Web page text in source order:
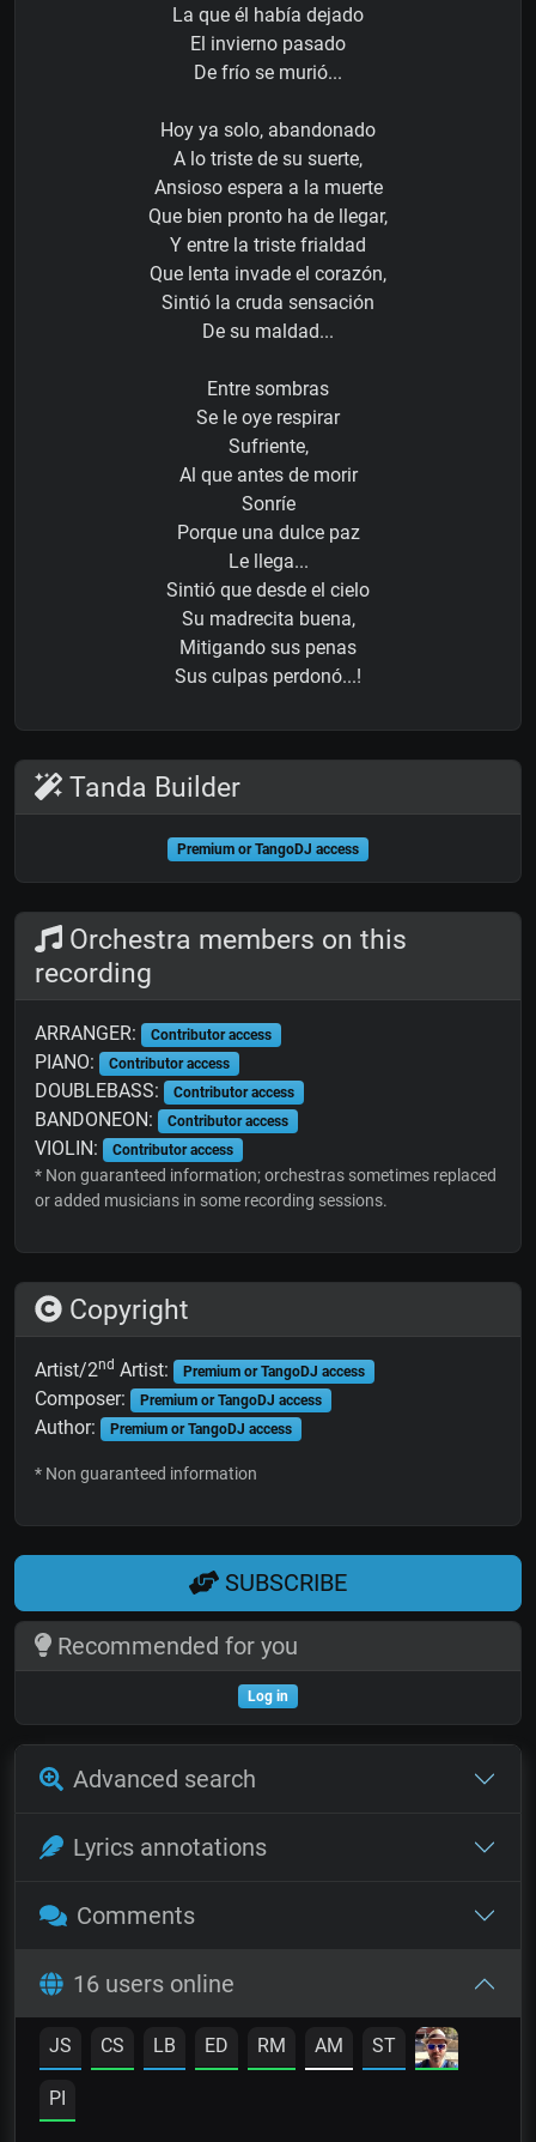
La que él había dejado
El invierno pasado
De frío se murió...
Hoy ya solo, abandonado
A lo triste de su suerte,
Ansioso espera a la muerte
Que bien pronto ha de llegar,
Y entre la triste frialdad
Que lenta invade el corazón,
Sintió la cruda sensación
De su maldad...
Entre sombras
Se le oye respirar
Sufriente,
Al que antes de morir
Sonríe
Porque una dulce paz
Le llega...
Sintió que desde el cielo
Su madrecita buena,
Mitigando sus penas
Sus culpas perdonó...!
Tanda Builder
Premium or TangoDJ access
Orchestra members on this
recording
ARRANGER: Contributor access
PIANO: Contributor access
DOUBLEBASS: Contributor access
BANDONEON: Contributor access
VIOLIN: Contributor access
* Non guaranteed information; orchestras sometimes replaced
or added musicians in some recording sessions.
Copyright
Artist/2nd Artist: Premium or TangoDJ access
Composer: Premium or TangoDJ access
Author: Premium or TangoDJ access
* Non guaranteed information
SUBSCRIBE
Recommended for you
Log in
Advanced search
Lyrics annotations
Comments
16 users online
JS CS LB ED RM AM ST
PI